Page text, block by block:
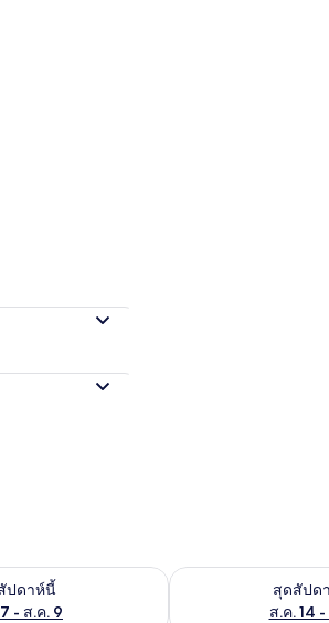
ปดาห์นี้
- ส.ค. 9
งพักว่างในสุดสัปดาห์นี้ ส.ค. 7 - ส.ค. 9สุดสัปด
ส.ค. 14 -
ตรวจสอบจำนวนห้อง